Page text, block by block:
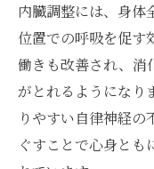
内臓調整には、身体
位置での呼吸を促す
働きも改善され、消
がとれるようになり
りやすい自律神経
ぐすことで心身とも